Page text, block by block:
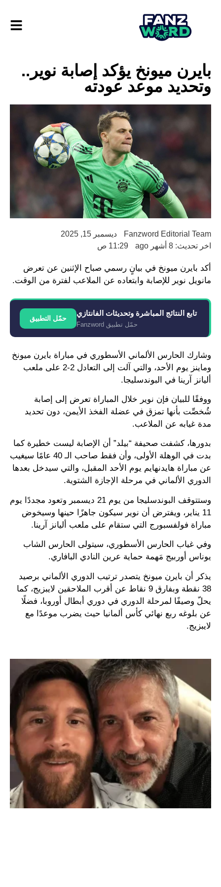
بايرن ميونخ يؤكد إصابة نوير..
وتحديد موعد عودته
Fanzword Editorial Team
ديسمبر 15, 2025
اخر تحديث: 8 أشهر ago
11:29 ص
أكد بايرن ميونخ في بيانٍ رسمي صباح الإثنين عن تعرض
مانويل نوير للإصابة وابتعاده عن الملاعب لفترة من الوقت.
تابع النتائج المباشرة وتحديثات الفانتازي
حمّل تطبيق Fanzword
حمّل التطبيق
وشارك الحارس الألماني الأسطوري في مباراة بايرن ميونخ
وماينز يوم الأحد، والتي آلت إلى التعادل 2-2 على ملعب
أليانز آرينا في البوندسليجا.
ووفقًا للبيان فإن نوير خلال المباراة تعرض إلى إصابة
شُخصِّت بأنها تمزق في عضلة الفخذ الأيمن، دون تحديد
مدة غيابه عن الملاعب.
بدورها، كشفت صحيفة “بيلد” أن الإصابة ليست خطيرة كما
بدت في الوهلة الأولى، وأن فقط صاحب الـ 40 عامًا سيغيب
عن مباراة هايدنهايم يوم الأحد المقبل، والتي سيدخل بعدها
الدوري الألماني في مرحلة الإجازة الشتوية.
وستتوقف البوندسليجا من يوم 21 ديسمبر وتعود مجددًا يوم
11 يناير، ويفترض أن نوير سيكون جاهزًا حينها وسيخوض
مباراة فولفسبورج التي ستقام على ملعب أليانز آرينا.
وفي غياب الحارس الأسطوري، سيتولى الحارس الشاب
يوناس أوربيج مَهمة حماية عرين النادي البافاري.
يذكر أن بايرن ميونخ يتصدر ترتيب الدوري الألماني برصيد
38 نقطة وبفارق 9 نقاط عن أقرب الملاحقين لايبزيج، كما
يحلّ وصيفًا لمرحلة الدوري في دوري أبطال أوروبا، فضلًا
عن بلوغه ربع نهائي كأس ألمانيا حيث يضرب موعدًا مع
لايبزيج.